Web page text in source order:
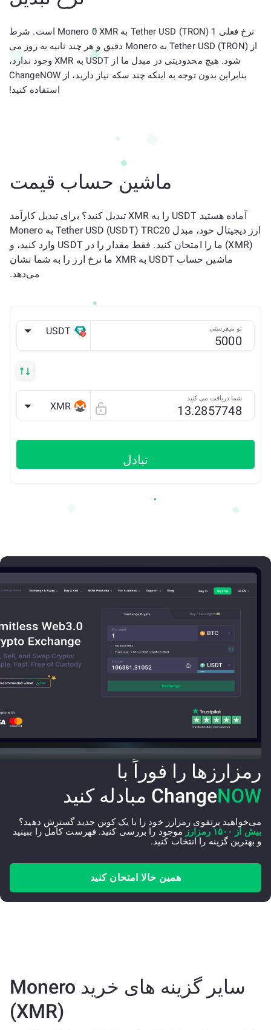
نرخ فعلی 1 Tether USD (TRON) به Monero 0 XMR است. شرط
از Tether USD (TRON) به Monero دقیق و هر چند ثانیه به روز می
شود. هیچ محدودیتی در مبدل ما از USDT به XMR وجود ندارد،
بنابراین بدون توجه به اینکه چند سکه نیاز دارید، از ChangeNOW
استفاده کنید!
ماشین حساب قیمت
آماده هستید USDT را به XMR تبدیل کنید؟ برای تبدیل کارآمد
ارز دیجیتال خود، مبدل Tether USD (USDT) TRC20 به Monero
(XMR) ما را امتحان کنید. فقط مقدار را در USDT وارد کنید، و
ماشین حساب USDT به XMR ما نرخ ارز را به شما نشان
می‌دهد.
تو میفرستی USDT
شما دریافت می کنید
XMR
تبادل
رمزارزها را فوراً با
ChangeNOW مبادله کنید
می‌خواهید پرتفوی رمزارز خود را با یک کوین جدید گسترش دهید؟
بیش از ۱۵۰۰ رمزارز
موجود را بررسی کنید. فهرست کامل را ببینید
و بهترین گزینه را انتخاب کنید.
همین حالا امتحان کنید
سایر گزینه های خرید Monero
(XMR)